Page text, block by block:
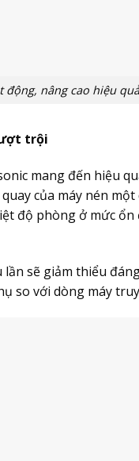
nâng cao hiệu
trội
mang đến hiệu
của máy nén
độ phòng ở mức
sẽ giảm thiểu
so với dòng máy